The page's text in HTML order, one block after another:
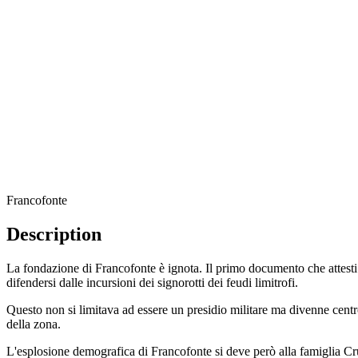
Francofonte
Description
La fondazione di Francofonte è ignota. Il primo documento che
difendersi dalle incursioni dei signorotti dei feudi limitrofi.
Questo non si limitava ad essere un presidio militare ma divenne
della zona.
L'esplosione demografica di Francofonte si deve però alla famiglia